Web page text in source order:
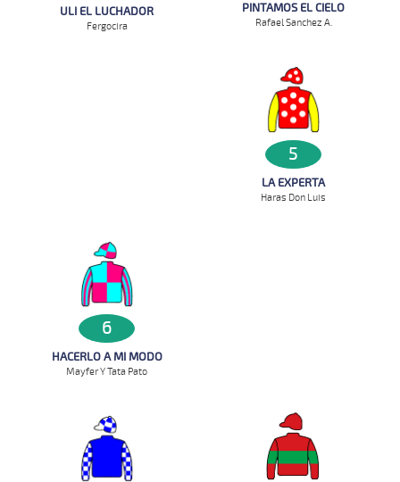
ULI EL LUCHADOR
Fergocira
PINTAMOS EL CIELO
Rafael Sanchez A.
5
LA EXPERTA
Haras Don Luis
6
HACERLO A MI MODO
Mayfer Y Tata Pato